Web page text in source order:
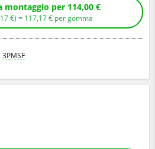
Compra senza montaggio per 114,00 €
17€ ) = 117,17€ per gomma
3PMSF